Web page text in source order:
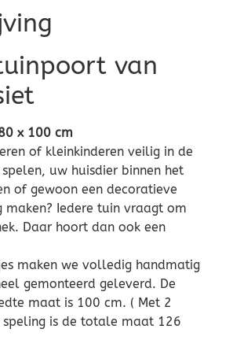
van
x 100 cm
of kleinkinderen veilig in de
uw huisdier binnen het
of gewoon een decoratieve
maken? Iedere tuin vraagt om
Daar hoort dan ook een
maken we volledig handmatig
gemonteerd geleverd. De
maat is 100 cm. ( Met 2
is de totale maat 126